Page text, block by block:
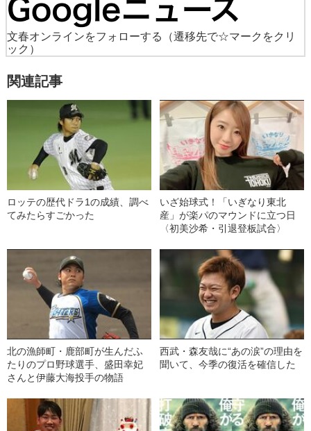
文春オンラインをフォローする
（遷移先で☆マークをクリ
ック）
関連記事
ロッテの歴代ドラ1の成績、調べ
てみたらすごかった
いざ始球式！「いぎなり東北
産」が楽パのマウンドに立つ日
〈初美沙希・引退登板試合〉
北の漁師町・鹿部町が生んだふ
たりのプロ野球選手、盛田幸妃
さんと伊藤大海投手の物語
西武・森友哉に“あの涙”の理由を
聞いて、今季の復活を確信した